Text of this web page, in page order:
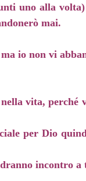
uno alla
mai.
io non vi
vita,
per Dio
incontro